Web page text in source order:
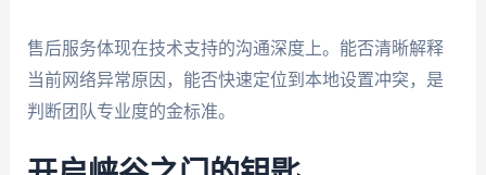
售后服务体现在技术支持的沟通深度上。能否清晰解释
当前网络异常原因，能否快速定位到本地设置冲突，是
判断团队专业度的金标准。